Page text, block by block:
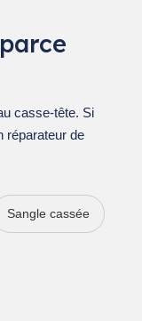
casse-tête. Si
réparateur de
Sangle cassée